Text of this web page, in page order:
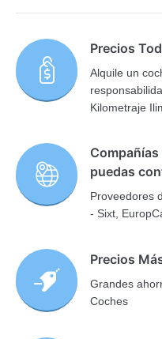
Precios
Alquile un
Kilometraje
puedas
Proveedores
- Sixt,
Precios
Grandes
Coches